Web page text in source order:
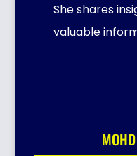
She shares
valuable